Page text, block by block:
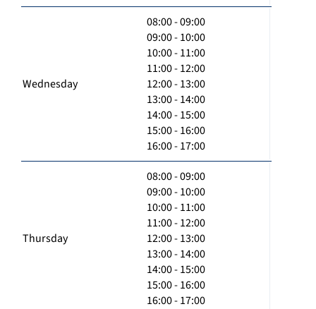
Wednesday
08:00 - 09:00
09:00 - 10:00
10:00 - 11:00
11:00 - 12:00
12:00 - 13:00
13:00 - 14:00
14:00 - 15:00
15:00 - 16:00
16:00 - 17:00
Thursday
08:00 - 09:00
09:00 - 10:00
10:00 - 11:00
11:00 - 12:00
12:00 - 13:00
13:00 - 14:00
14:00 - 15:00
15:00 - 16:00
16:00 - 17:00